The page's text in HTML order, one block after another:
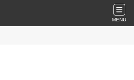
MENU